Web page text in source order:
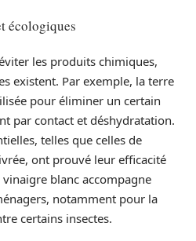
écologiques
les produits chimiques,
existent. Par exemple, la terre
pour éliminer un certain
par contact et déshydratation.
telles que celles de
ont prouvé leur efficacité
blanc accompagne
notamment pour la
certains insectes.